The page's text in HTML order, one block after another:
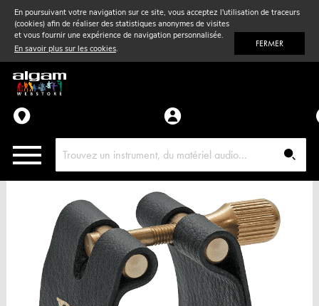
En poursuivant votre navigation sur ce site, vous acceptez l'utilisation de traceurs
(cookies) afin de réaliser des statistiques anonymes de visites
et vous fournir une expérience de navigation personnalisée.
En savoir plus sur les cookies. FERMER
Vent& Violon
Accessoires
Pièces détachées